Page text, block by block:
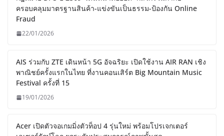
ครอบคลุมมาตรฐานสินค้า-แข่งขันเป็นธรรม-ป้องกัน Online
Fraud
22/01/2026
AIS ร่วมกับ ZTE เดินหน้า 5G อัจฉริยะ เปิดใช้งาน AIR RAN เชิง
พาณิชย์ครั้งแรกในไทย ที่งานคอนเสิร์ต Big Mountain Music
Festival ครั้งที่ 15
19/01/2026
Acer เปิดตัวจอเกมมิ่งตัวท็อป 4 รุ่นใหม่ พร้อมโปรเจกเตอร์